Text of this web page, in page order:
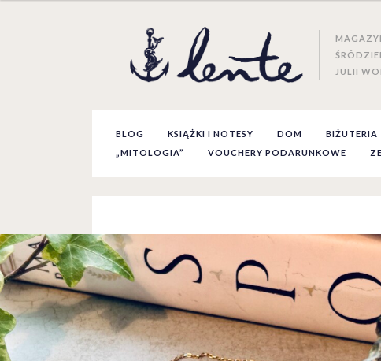
JULII
BLOG KSIĄŻKI I NOTESY DOM BIŻUTERIA
„MITOLOGIA”
VOUCHERY PODARUNKOWE